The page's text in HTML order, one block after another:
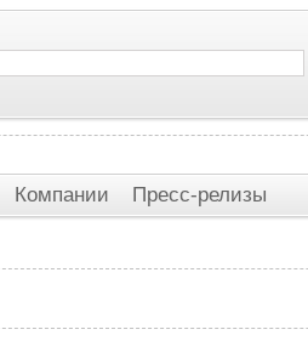
Компании Пресс-релизы